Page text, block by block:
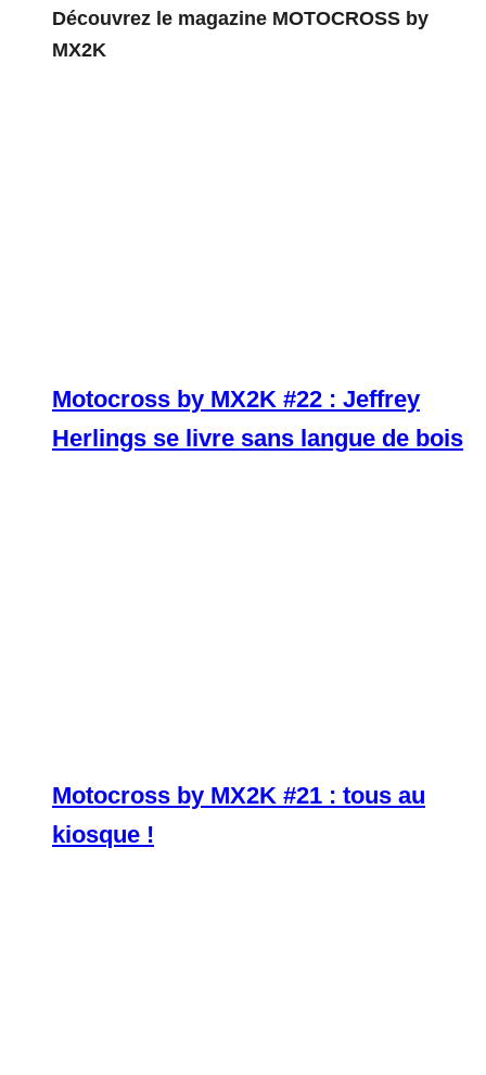
Découvrez le magazine MOTOCROSS by
MX2K
Motocross by MX2K #22 : Jeffrey
Herlings se livre sans langue de bois
Motocross by MX2K #21 : tous au
kiosque !